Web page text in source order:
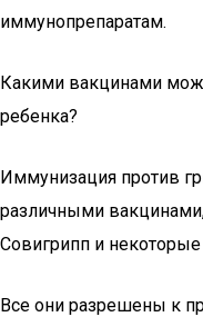
иммунопрепаратам.
Какими вакцинами
ребенка?
Иммунизация против
различными
Совигрипп и некоторые
Все они разрешены к